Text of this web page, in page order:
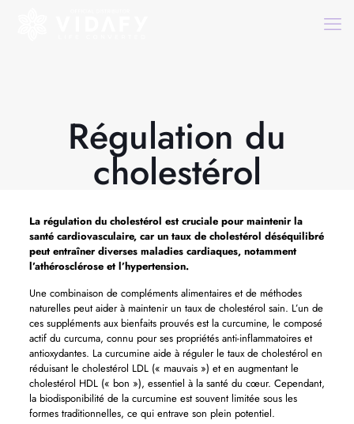
Régulation du
cholestérol
La régulation du cholestérol est cruciale pour maintenir la
santé cardiovasculaire, car un taux de cholestérol déséquilibré
peut entraîner diverses maladies cardiaques, notamment
l’athérosclérose et l’hypertension.
Une combinaison de compléments alimentaires et de méthodes
naturelles peut aider à maintenir un taux de cholestérol sain. L’un de
ces suppléments aux bienfaits prouvés est la curcumine, le composé
actif du curcuma, connu pour ses propriétés anti-inflammatoires et
antioxydantes. La curcumine aide à réguler le taux de cholestérol en
réduisant le cholestérol LDL (« mauvais ») et en augmentant le
cholestérol HDL (« bon »), essentiel à la santé du cœur. Cependant,
la biodisponibilité de la curcumine est souvent limitée sous les
formes traditionnelles, ce qui entrave son plein potentiel.